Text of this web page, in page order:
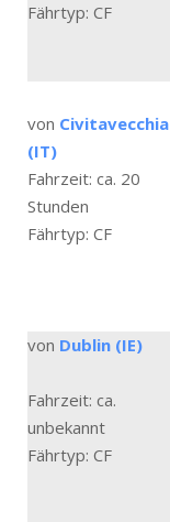
Fährtyp: CF
von Civitavecchia
(IT)
Fahrzeit: ca. 20
Stunden
Fährtyp: CF
von Dublin (IE)
Fahrzeit: ca.
unbekannt
Fährtyp: CF